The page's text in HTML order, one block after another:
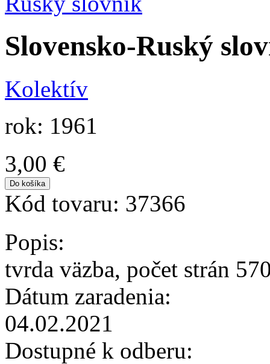
Slovensko-Ruský
Kolektív
rok: 1961
3,00 €
Kód tovaru: 37366
Popis:
tvrda väzba, počet strán
Dátum zaradenia:
04.02.2021
Dostupné k odberu: